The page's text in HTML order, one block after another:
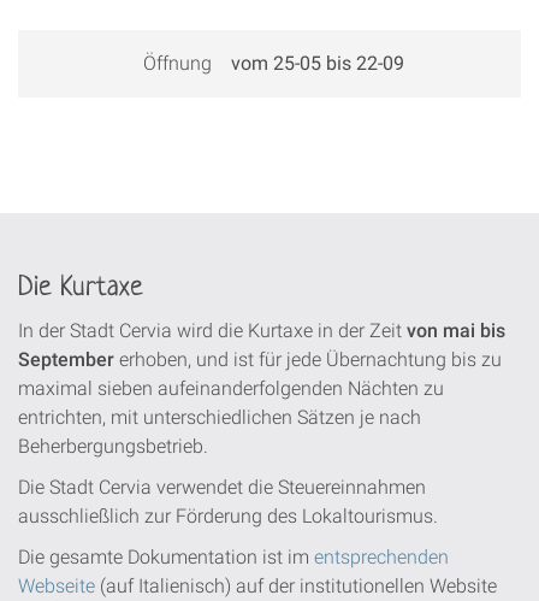
Öffnung vom 25-05 bis 22-09
Die Kurtaxe
In der Stadt Cervia wird die Kurtaxe in der Zeit von mai bis
September erhoben, und ist für jede Übernachtung bis zu
maximal sieben aufeinanderfolgenden Nächten zu
entrichten, mit unterschiedlichen Sätzen je nach
Beherbergungsbetrieb.
Die Stadt Cervia verwendet die Steuereinnahmen
ausschließlich zur Förderung des Lokaltourismus.
Die gesamte Dokumentation ist im entsprechenden
Webseite (auf Italienisch) auf der institutionellen Website